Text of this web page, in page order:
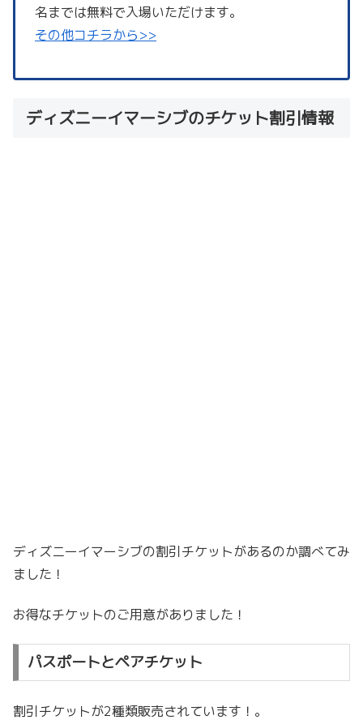
名までは無料で入場いただけます。
その他コチラから>>
ディズニーイマーシブのチケット割引情報
ディズニーイマーシブの割引チケットがあるのか調べてみ
ました！
お得なチケットのご用意がありました！
パスポートとペアチケット
割引チケットが2種類販売されています！。